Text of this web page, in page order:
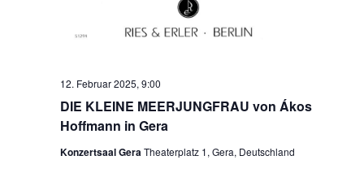
DIE KLEINE MEERJUNGFRAU von Ákos
Hoffmann in Gera
12. Februar 2025, 9:00
Konzertsaal Gera Theaterplatz 1, Gera, Deutschland